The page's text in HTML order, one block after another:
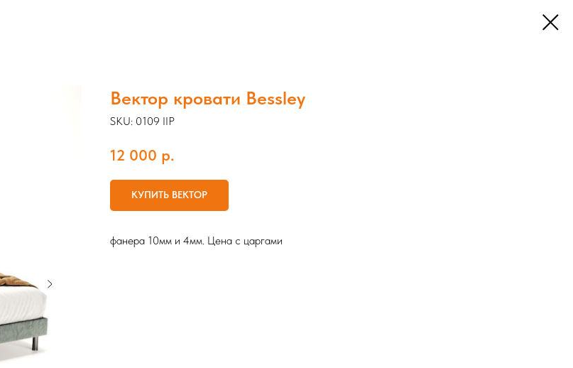
Вектор кровати Bessley
SKU: 0109 IIP
12 000 р.
КУПИТЬ ВЕКТОР
фанера 10мм и 4мм. Цена с царгами